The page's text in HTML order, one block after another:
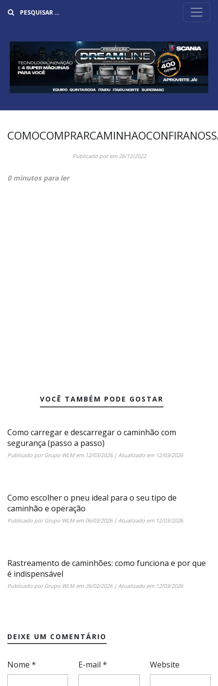
Publicado porem26/12/2022
0 minutos para ler
VOCÊ TAMBÉM PODE GOSTAR
Como carregar e descarregar o caminhão com
segurança (passo a passo)
Publicado porGrupo WLMem 12/03/2026| Atualizado em 12/03/2026
Como escolher o pneu ideal para o seu tipo de
caminhão e operação
Publicado porGrupo WLMem 06/03/2026| Atualizado em 12/03/2026
Rastreamento de caminhões: como funciona e por que
é indispensável
Publicado porGrupo WLMem26/02/2026| Atualizado em 12/03/2026
DEIXE UM COMENTÁRIO
Nome * E-mail* Website